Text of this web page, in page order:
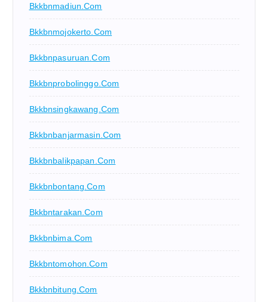
Bkkbnmadiun.com
Bkkbnmojokerto.com
Bkkbnpasuruan.com
Bkkbnprobolinggo.com
Bkkbnsingkawang.com
Bkkbnbanjarmasin.com
Bkkbnbalikpapan.com
Bkkbnbontang.com
Bkkbntarakan.com
Bkkbnbima.com
Bkkbntomohon.com
Bkkbnbitung.com